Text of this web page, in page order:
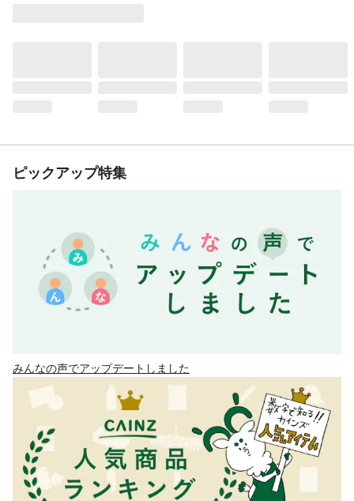
ピックアップ特集
みんなの声でアップデートしました